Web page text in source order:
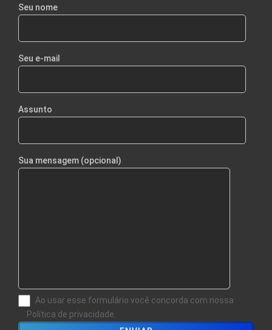
Seu nome
Seu e-mail
Assunto
Sua mensagem (opcional)
Ao usar esse formulário você concorda com nossa
Política de privacidade.